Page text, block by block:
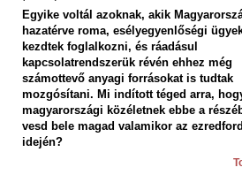
Egyike voltál azoknak, akik
hazatérve roma, esélyegyenlőségi
kezdtek foglalkozni, és ráadásul
kapcsolatrendszerük révén ehhez még
számottevő anyagi forrásokat is tudtak
mozgósítani. Mi indított téged arra,
magyarországi közéletnek ebbe a
vesd bele magad valamikor az
idején?